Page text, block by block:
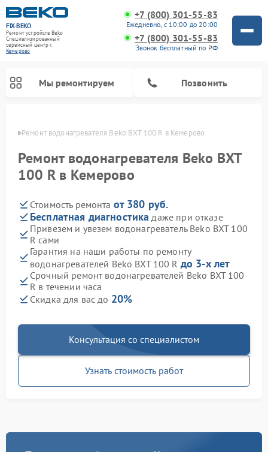
FIX-BEKO
Ремонт устройств Beko
Специализированный
cервисный центр г.
Кемерово
+7 (800) 301-55-83
Ежедневно, с 10:00 до 20:00
+7 (800) 301-55-83
Звонок бесплатный по РФ
Мы ремонтируем Позвонить
Ремонт водонагревателя Beko BXT 100 R в Кемерово
Ремонт водонагревателя Beko BXT
100 R в Кемерово
Стоимость ремонта от 380 руб.
Бесплатная диагностика даже при отказе
Привезем и увезем водонагреватель Beko BXT 100
R сами
Гарантия на наши работы по ремонту
водонагревателей Beko BXT 100 R до 3-х лет
Срочный ремонт водонагревателей Beko BXT 100
R в течении часа
Скидка для вас до 20%
Консультация со специалистом
Узнать стоимость работ